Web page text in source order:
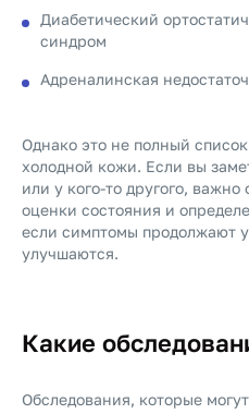
Диабетический
синдром
Адреналинская
Однако это не полный
холодной кожи. Если вы
или у кого-то другого, важно
оценки состояния и
если симптомы продолжают
улучшаются.
Какие
Обследования, которые